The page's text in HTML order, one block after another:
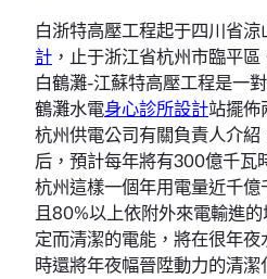
白浙特高壓工程起于四川省
計 ，止于浙江省杭州市臨平
白鶴灘-江蘇特高壓工程是一
鶴灘水電身心診所設計站擺佈
杭州供電公司有關負責人介
后，預計每年將有300億千瓦
杭州這樣一個年用電量近千億
且80%以上依附外來電輸進
定而清潔的電能，將在很年
時還將年夜幅晉陞動力的清潔